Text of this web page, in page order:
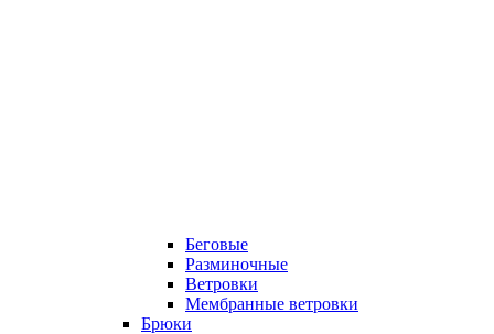
Беговые
Разминочные
Ветровки
Мембранные ветровки
Брюки